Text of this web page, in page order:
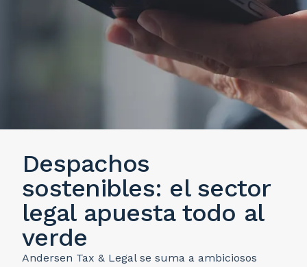
Despachos
sostenibles: el sector
legal apuesta todo al
verde
Andersen Tax & Legal se suma a ambiciosos